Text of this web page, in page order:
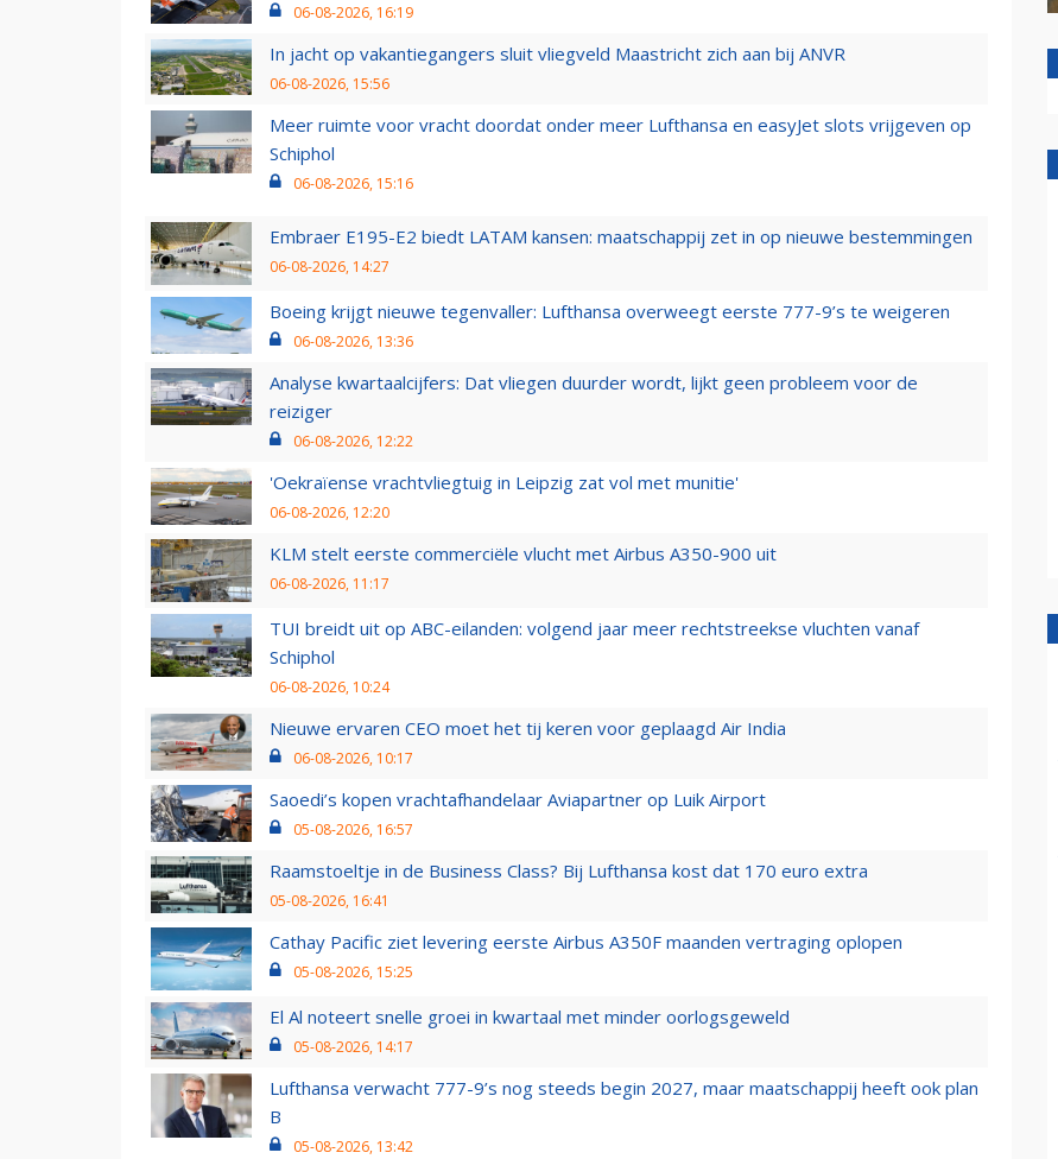
06-08-2026, 16:19
In jacht op vakantiegangers sluit vliegveld Maastricht zich aan bij ANVR
06-08-2026, 15:56
Meer ruimte voor vracht doordat onder meer Lufthansa en easyJet slots vrijgeven op
Schiphol
06-08-2026, 15:16
Embraer E195-E2 biedt LATAM kansen: maatschappij zet in op nieuwe bestemmingen
06-08-2026, 14:27
Boeing krijgt nieuwe tegenvaller: Lufthansa overweegt eerste 777-9’s te weigeren
06-08-2026, 13:36
Analyse kwartaalcijfers: Dat vliegen duurder wordt, lijkt geen probleem voor de
reiziger
06-08-2026, 12:22
'Oekraïense vrachtvliegtuig in Leipzig zat vol met munitie'
06-08-2026, 12:20
KLM stelt eerste commerciële vlucht met Airbus A350-900 uit
06-08-2026, 11:17
TUI breidt uit op ABC-eilanden: volgend jaar meer rechtstreekse vluchten vanaf
Schiphol
06-08-2026, 10:24
Nieuwe ervaren CEO moet het tij keren voor geplaagd Air India
06-08-2026, 10:17
Saoedi’s kopen vrachtafhandelaar Aviapartner op Luik Airport
05-08-2026, 16:57
Raamstoeltje in de Business Class? Bij Lufthansa kost dat 170 euro extra
05-08-2026, 16:41
Cathay Pacific ziet levering eerste Airbus A350F maanden vertraging oplopen
05-08-2026, 15:25
El Al noteert snelle groei in kwartaal met minder oorlogsgeweld
05-08-2026, 14:17
Lufthansa verwacht 777-9’s nog steeds begin 2027, maar maatschappij heeft ook plan
B
05-08-2026, 13:42